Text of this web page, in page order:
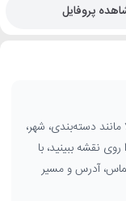
پروفایل
مانند دسته‌بندی، شهر،
نقشه ببینید، با
آدرس و مسیر